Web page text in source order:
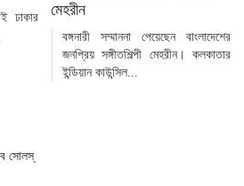
ঢাকার
মেহরীন
বঙ্গনারী সম্মাননা পেয়েছেন বাংলাদেশের
জনপ্রিয় সঙ্গীতশিল্পী মেহরীন। কলকাতার
ইন্ডিয়ান কাউন্সিল...
সোলস্